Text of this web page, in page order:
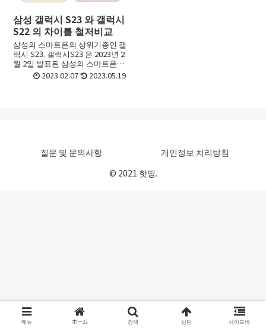
삼성 갤럭시 S23 와 갤럭시
S22 의 차이를 철저비교
삼성의 스마트폰의 상위기종인 갤
럭시 S23. 갤럭시S23 은 2023년 2
월 2일 발표된 삼성의 스마트폰인
데요. 플레그쉽폰인만큼 역사도
길며 계속 진화하고 있기 때문에
2023.02.07 2023.05.19
질문 및 문의사항
개인정보 처리방침
© 2021 핫띵.
메뉴 ホーム 검색 상단 사이드바